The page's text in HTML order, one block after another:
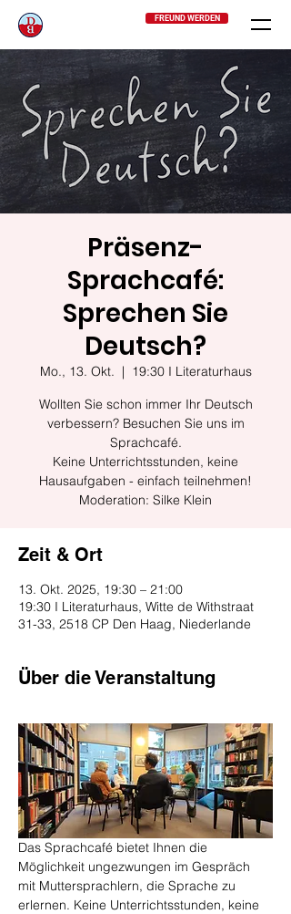
FREUND WERDEN
Präsenz-
Sprachcafé:
Sprechen Sie
Deutsch?
Mo., 13. Okt.
  |
19:30 I Literaturhaus
Wollten Sie schon immer Ihr Deutsch
verbessern? Besuchen Sie uns im
Sprachcafé.
Keine Unterrichtsstunden, keine
Hausaufgaben - einfach teilnehmen!
Moderation: Silke Klein
Zeit & Ort
13. Okt. 2025, 19:30 – 21:00
19:30 I Literaturhaus, Witte de Withstraat
31-33, 2518 CP Den Haag, Niederlande
Über die Veranstaltung
Das Sprachcafé bietet Ihnen die
Möglichkeit ungezwungen im Gespräch
mit Muttersprachlern, die Sprache zu
erlernen. Keine Unterrichtsstunden, keine